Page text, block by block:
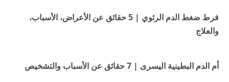
فرط ضغط الدم الرئوي | 5 حقائق عن الأعراض، الأسباب،
والعلاج
أم الدم البطينية اليسرى | 7 حقائق عن الأسباب والتشخيص